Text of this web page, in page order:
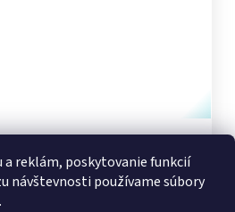
a reklám, poskytovanie funkcií
návštevnosti používame súbory
.
dnem, sodnodraselné sklo,
1 mm, (bal. 100 ks)
2 - 4 týždne